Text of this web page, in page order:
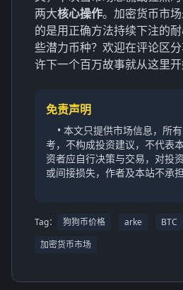
两大核心操作。加密货币市
的是用正确方法持续下注的
些潜力币种？欢迎在评论区
许下一个百万故事就从这里开
免责声明
• 本文只提供市场信息，所
考，不构成投资建议，不代表
资者应自行决策与交易，对投
或间接损失，作者及本站不承
Tag： 狗狗币价格 arke BTC
加密货币市场